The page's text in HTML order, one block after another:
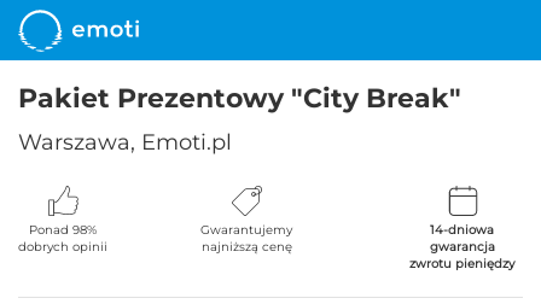
Pakiet Prezentowy "City Break"
Warszawa, Emoti.pl
Ponad 98%
dobrych opinii
Gwarantujemy
najniższą cenę
14-dniowa
gwarancja
zwrotu pieniędzy